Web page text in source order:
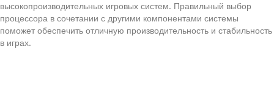
высокопроизводительных игровых систем. Правильный выбор
процессора в сочетании с другими компонентами системы
поможет обеспечить отличную производительность и стабильность
в играх.